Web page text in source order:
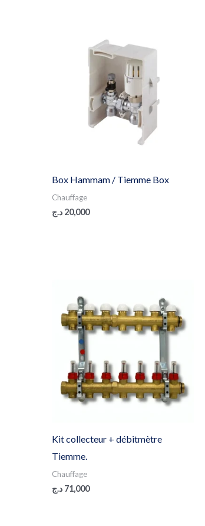
Box Hammam / Tiemme Box
Chauffage
20,000 د.ج
Kit collecteur + débitmètre
Tiemme.
Chauffage
71,000 د.ج